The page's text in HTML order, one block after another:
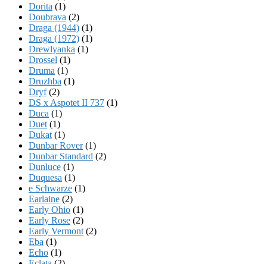
Dorita (1)
Doubrava (2)
Draga (1944) (1)
Draga (1972) (1)
Drewlyanka (1)
Drossel (1)
Druma (1)
Druzhba (1)
Dryf(2)
DS x Aspotet II 737 (1)
Duca (1)
Duet (1)
Dukat (1)
Dunbar Rover(1)
Dunbar Standard (2)
Dunluce (1)
Duquesa (1)
e Schwarze (1)
Earlaine (2)
Early Ohio (1)
Early Rose (2)
Early Vermont (2)
Eba (1)
Echo (1)